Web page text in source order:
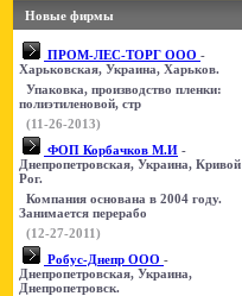
Новые фирмы
ПРОМ-ЛЕС-ТОРГ ООО -
Харьковская, Украина, Харьков.
Упаковка, производство пленки:
полиэтиленовой, стр
(11-26-2013)
ФОП Корбачков М.И -
Днепропетровская, Украина, Кривой
Рог.
Компания основана в 2004 году.
Занимается перерабо
(12-27-2011)
Робус-Днепр ООО -
Днепропетровская, Украина,
Днепропетровск.